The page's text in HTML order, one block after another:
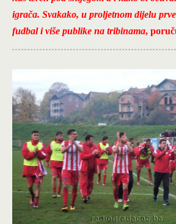
igrača. Svakako, u proljetnom dijelu
fudbal i više publike na tribinama,